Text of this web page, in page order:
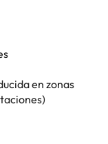
en zonas